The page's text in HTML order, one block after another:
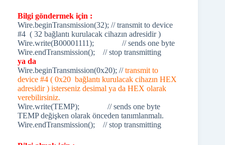
Bilgi göndermek için :
Wire.beginTransmission(32); // transmit to device
#4 ( 32 bağlantı kurulacak cihazın adresidir )
Wire.write(B00001111); // sends one byte
Wire.endTransmission(); // stop transmitting
ya da
Wire.beginTransmission(0x20); //transmit to
device #4 ( 0x20 bağlantı kurulacak cihazın HEX
adresidir ) isterseniz desimal ya da HEX olarak
verebilirsiniz.
Wire.write(TEMP); // sends one byte
TEMP değişken olarak önceden tanımlanmalı.
Wire.endTransmission(); // stop transmitting